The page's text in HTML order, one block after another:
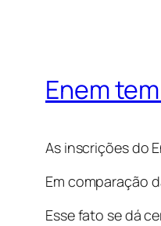
Enem
As inscrições do
Em comparação
Esse fato se dá